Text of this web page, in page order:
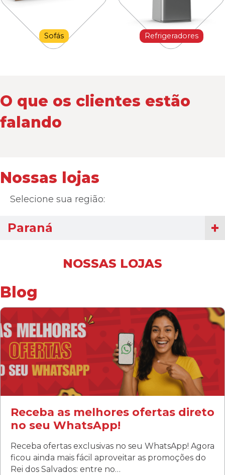
Sofás Refrigeradores
O que os clientes estão
falando
Nossas lojas
Selecione sua região:
Paraná
NOSSAS LOJAS
Blog
Receba as melhores ofertas direto
no seu WhatsApp!
Receba ofertas exclusivas no seu WhatsApp! Agora
ficou ainda mais fácil aproveitar as promoções do
Rei dos Salvados: entre no…